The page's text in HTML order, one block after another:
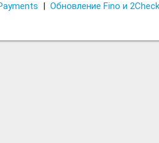
| Обновление Fino и